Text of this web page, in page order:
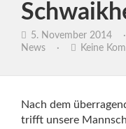
5. November 2014
News
· Keine
Nach dem
trifft unsere